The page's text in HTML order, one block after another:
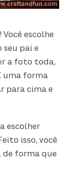
escolhe
pai e
a foto toda,
uma forma
para cima e
escolher
isso, você
de forma que